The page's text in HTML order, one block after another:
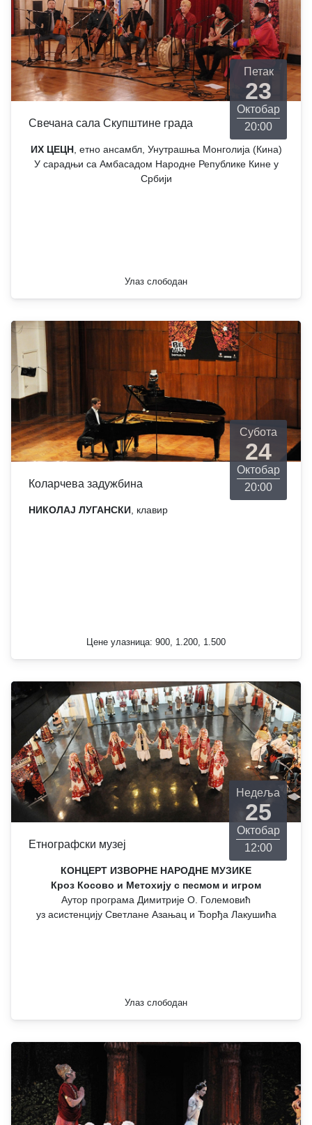
Петак
23
Октобар
20:00
Свечана сала Скупштине града
ИХ ЦЕЦН, етно ансамбл, Унутрашња Монголија (Кина)
У сарадњи са Амбасадом Народне Републике Кине у
Србији
Улаз слободан
Субота
24
Октобар
20:00
Коларчева задужбина
НИКОЛАЈ ЛУГАНСКИ , клавир
Цене улазница: 900, 1.200, 1.500
Недеља
25
Октобар
12:00
Етнографски музеј
КОНЦЕРТ ИЗВОРНЕ НАРОДНЕ МУЗИКЕ
Кроз Косово и Метохију с песмом и игром
Аутор програма Димитрије О. Големовић
уз асистенцију Светлане Азањац и Ђорђа Лакушића
Улаз слободан